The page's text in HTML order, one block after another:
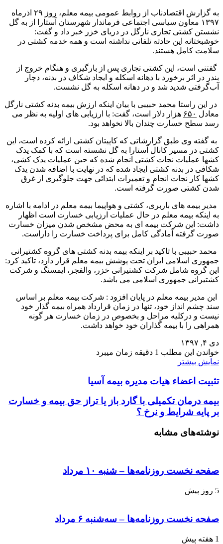
به گزارش اقتصادناب از روابط عمومی بیمه معلم، روز ۲۹ اذرماه
۱۳۹۷ معاون سیاسی اجتماعی فرماندار شهرستان آستارا از به گل
نشستن کشتی تجاری نارگل در دریای خزر خبر داد و گفت:
خوشبختانه این حادثه تلفاتی نداشته است و همه خدمه کشتی در
سلامت کامل هستند.
گفتنی است، این کشتی تجاری پس از بارگیری و هنگام خروج از
بندر در اثر برخورد با دهانه اسکله و ایجاد شکاف در بدنه، دچار
آب‌گرفتی شدید ‌شد و در دهانه اسکله به گل نشست.
در این راستا محمد حبیبی با بیان اینکه ارزش بیمه بدنه کشتی نارگل
معادل ۶۵۰ هزار دلار است، گفت: با ارزیابی های اولیه به نظر می
رسد سطح خسارت چندان بالا نخواهد بود.
به گفته وی طبق گزارشاتی که کاپیتان کشتی ارائه کرده است، این
کشتی در مسیر کانال آستارا به گل نشسته است که با کمک یدک
کشها عملیات نجات کشتی انجام شده که حین عملیات یدک کشی،
شکافی در بدنه کشتی ایجاد شده که در نهایت با اضافه شدن یدک
کشها کار نجات انجام و تعمیرات ابتدائی جهت جلوگیری از غرق
شدن کشتی صورت گرفته است.
مدیر بیمه های باربری، کشتی و هواپیما بیمه معلم در ادامه با اشاره
به اینکه بیمه معلم در حال عملیات ارزیابی خسارت است اظهار
داشت: این شرکت بیمه ای به محض مشخص شدن میزان خسارت
صورت گرفته آمادگی کامل برای پرداخت خسارت را داراست.
محمد حبیبی با تاکید بر اینکه بیمه بدنه کشتی های گروه کشتیرانی
جمهوری اسلامی ایران تحت پوشش بیمه معلم قرار دارد، تاکید کرد:
این گروه شامل شرکت کشتیرانی خزر، والفجر، ایمسنگ و شرکت
کشتیرانی جمهوری اسلامی می باشد.
این مدیر بیمه معلم در پایان افزود : شرکت بیمه معلم بر اساس
سند چشم انداز خود، تنها در زمان قرارداد همراه بیمه گذار خود
نیست و درکلیه مراحل و بخصوص در زمان خسارت هر گونه
همراهی را با بیمه گذاران خود خواهد داشت.
دی ۴, ۱۳۹۷
خواندن این مطلب 1 دقیقه زمان میبرد
نمایش بیشتر
تثبیت اعضاء هیات مدیره بیمه آسیا
بیمه درمان تکمیلی با گارد باز یا تراز حق بیمه و خسارت
بر پایه شرایط و نرخ ؟
نوشته‌های مشابه
صفحه نخست روزنامه‌ها – شنبه ۱۰ مرداد
5 روز پیش
صفحه نخست روزنامه‌ها – سه‌شنبه ۶ مرداد
1 هفته پیش